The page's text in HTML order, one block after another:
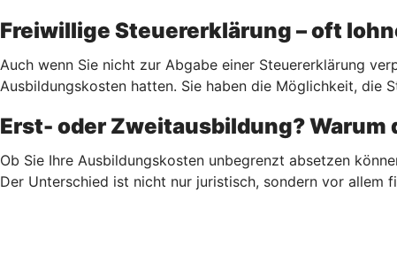
Freiwillige Steuererklärung – oft
Auch wenn Sie nicht zur Abgabe einer Steuererklärung
Ausbildungskosten hatten. Sie haben die Möglichkeit, die
Erst- oder Zweitausbildung?
Ob Sie Ihre Ausbildungskosten unbegrenzt absetzen
Der Unterschied ist nicht nur juristisch, sondern vor allem